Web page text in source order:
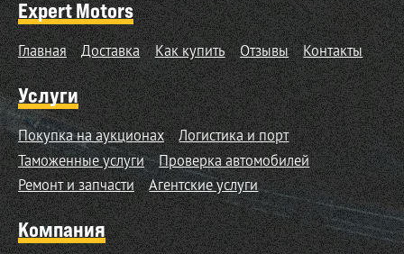
Expert Motors
Главная Доставка Как купить Отзывы Контакты
Услуги
Покупка на аукционах
Логистика и порт
Таможенные услуги
Проверка автомобилей
Ремонт и запчасти
Агентские услуги
Компания